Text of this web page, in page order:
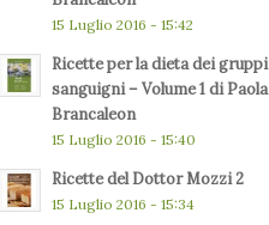
15 Luglio 2016 - 15:42
Ricette per la dieta dei gruppi
sanguigni – Volume 1 di Paola
Brancaleon
15 Luglio 2016 - 15:40
Ricette del Dottor Mozzi 2
15 Luglio 2016 - 15:34